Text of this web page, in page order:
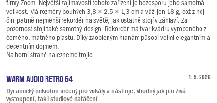
firmy Zoom. Největší zajímavostí tohoto zařízení je bezesporu jeho samotná
velikost. Má rozměry pouhých 3,8 × 2,5 × 1,3 cm a váží jen 18 g, což z něj
činí patrně nejmenší rekordér na světě, jak ostatně stojí v záhlaví. Za
pozornost stojí také samotný design. Rekordér má tvar kvádru vyrobeného z
černého, matného plastu. Díky zaobleným hranám působí velmi elegantním a
decentním dojmem.
Na horní straně nalezneme trojici...
1. 5. 2026
Warm Audio Retro 64
Dynamický mikrofon určený pro vokály a nástroje, vhodný jak pro živá
vystoupení, tak i studiové natáčení.